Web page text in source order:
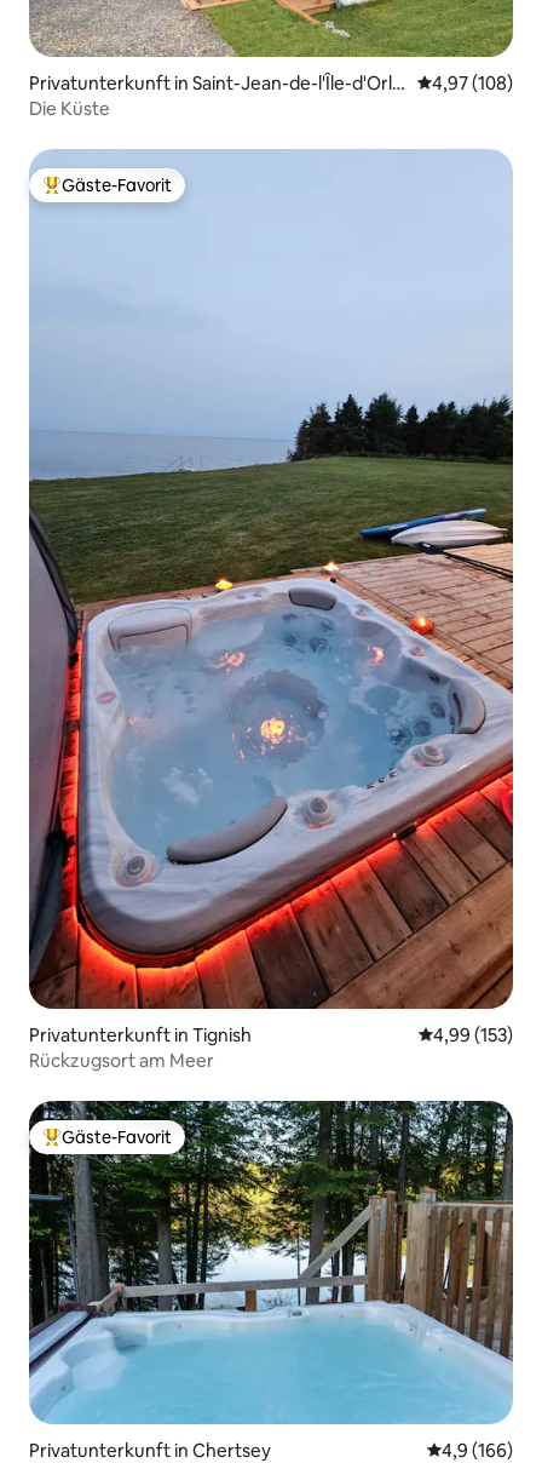
Privatunterkunft in Saint-Jean-de-l'Île-d'Orlé
ans
4,97 (108)
Die Küste
Beliebter Gäste-Favorit.
Gäste-Favorit
Privatunterkunft in Tignish
4,99 (153)
Rückzugsort am Meer
Beliebter Gäste-Favorit.
Gäste-Favorit
Privatunterkunft in Chertsey
4,9 (166)